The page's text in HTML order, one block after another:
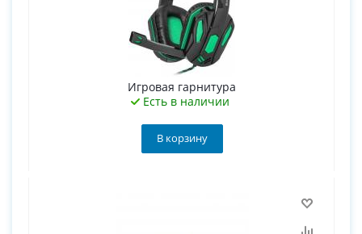
Игровая гарнитура
Есть в наличии
В корзину